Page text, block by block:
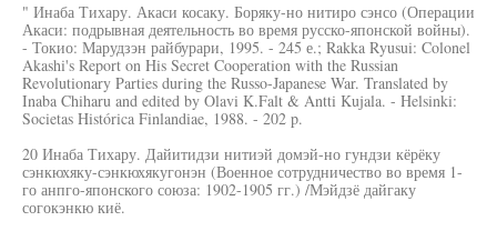
" Инаба Тихару. Акаси косаку. Боряку-но нитиро сэнсо (Операции
Акаси: подрывная деятельность во время русско-японской войны).
- Токио: Марудзэн райбурари, 1995. - 245 е.; Rakka Ryusui: Colonel
Akashi's Report on His Secret Cooperation with the Russian
Revolutionary Parties during the Russo-Japanese War. Translated by
Inaba Chiharu and edited by Olavi K.Falt & Antti Kujala. - Helsinki:
Societas Histórica Finlandiae, 1988. - 202 p.
20 Инаба Тихару. Дайитидзи нитиэй домэй-но гундзи кёрёку
сэнкюхяку-сэнкюхякугонэн (Военное сотрудничество во время 1-
го анпго-японского союза: 1902-1905 гг.) /Мэйдзё дайгаку
согокэнкю киё.